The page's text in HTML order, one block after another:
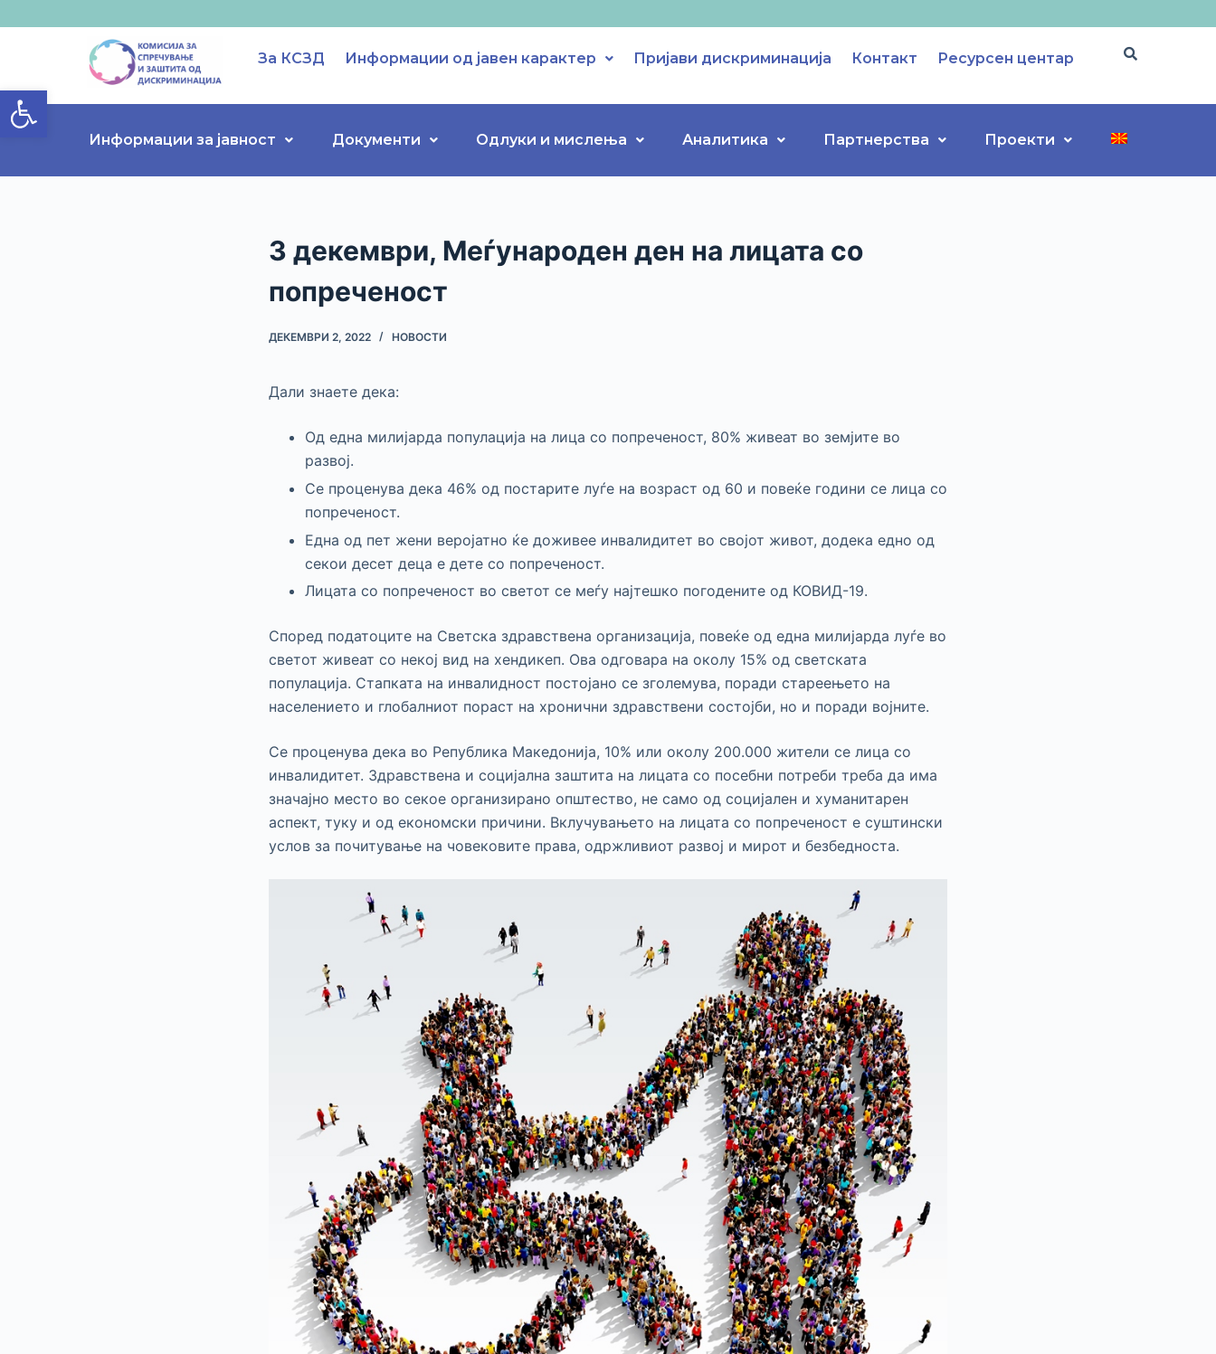
Open toolbarp
t
За КСЗД Информации од јавен карактер Пријави дискриминација Контакт Ресурсен центар
Информации за јавност Документи Одлуки и мислења Аналитика Партнерства Проекти
3 декември, Меѓународен ден на лицата со
попреченост
ДЕКЕМВРИ 2, 2022 НОВОСТИ
Дали знаете дека:
Од една милијарда популација на лица со попреченост, 80% живеат во земјите во
развој.
Се проценува дека 46% од постарите луѓе на возраст од 60 и повеќе години се лица со
попреченост.
Една од пет жени веројатно ќе доживее инвалидитет во својот живот, додека едно од
секои десет деца е дете со попреченост.
Лицата со попреченост во светот се меѓу најтешко погодените од КОВИД-19.
Според податоците на Светска здравствена организација, повеќе од една милијарда луѓе во
светот живеат со некој вид на хендикеп. Ова одговара на околу 15% од светската
популација. Стапката на инвалидност постојано се зголемува, поради стареењето на
населението и глобалниот пораст на хронични здравствени состојби, но и поради војните.
Се проценува дека во Република Македонија, 10% или околу 200.000 жители се лица со
инвалидитет. Здравствена и социјална заштита на лицата со посебни потреби треба да има
значајно место во секое организирано општество, не само од социјален и хуманитарен
аспект, туку и од економски причини. Вклучувањето на лицата со попреченост е суштински
услов за почитување на човековите права, одржливиот развој и мирот и безбедноста.